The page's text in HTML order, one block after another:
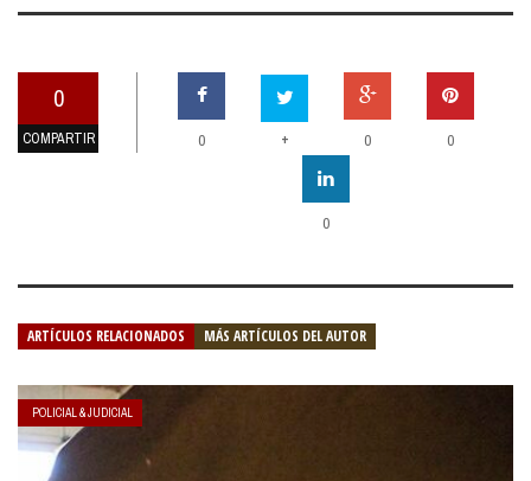
0
COMPARTIR 0 + 0 0
0
ARTÍCULOS RELACIONADOS MÁS ARTÍCULOS DEL AUTOR
POLICIAL & JUDICIAL